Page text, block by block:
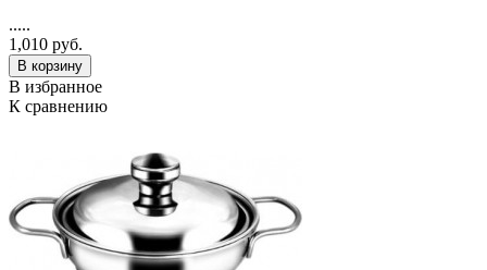
.....
1,010 руб.
В корзину
В избранное
К сравнению